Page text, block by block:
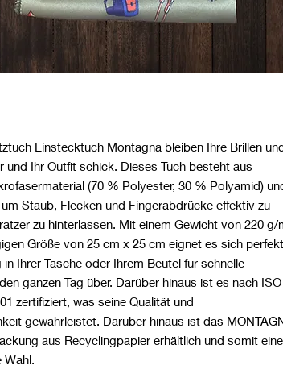
Einstecktuch Montagna bleiben Ihre Brillen
und Ihr Outfit schick. Dieses Tuch besteht aus
(70 % Polyester, 30 % Polyamid)
Staub, Flecken und Fingerabdrücke effektiv zu
zu hinterlassen. Mit einem Gewicht von 220 g/
Größe von 25 cm x 25 cm eignet es sich
Ihrer Tasche oder Ihrem Beutel für schnelle
ganzen Tag über. Darüber hinaus ist es nach ISO
zertifiziert, was seine Qualität und
gewährleistet. Darüber hinaus ist das
aus Recyclingpapier erhältlich und somit eine
Wahl.